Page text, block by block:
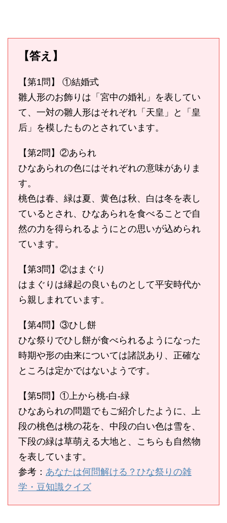
【答え】
【第1問】 ①結婚式
雛人形のお飾りは「宮中の婚礼」を表してい
て、一対の雛人形はそれぞれ「天皇」と「皇
后」を模したものとされています。
【第2問】②あられ
ひなあられの色にはそれぞれの意味がありま
す。
桃色は春、緑は夏、黄色は秋、白は冬を表し
ているとされ、ひなあられを食べることで自
然の力を得られるようにとの思いが込められ
ています。
【第3問】②はまぐり
はまぐりは縁起の良いものとして平安時代か
ら親しまれています。
【第4問】③ひし餅
ひな祭りでひし餅が食べられるようになった
時期や形の由来については諸説あり、正確な
ところは定かではないようです。
【第5問】①上から桃-白-緑
ひなあられの問題でもご紹介したように、上
段の桃色は桃の花を、中段の白い色は雪を、
下段の緑は草萌える大地と、こちらも自然物
を表しています。
参考： あなたは何問解ける？ひな祭りの雑
学・豆知識クイズ